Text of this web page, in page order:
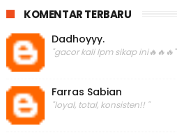
KOMENTAR TERBARU
Dadhoyyy.
"gacor kali lpm sikap ini🔥🔥🔥"
Farras Sabian
"loyal, total, konsisten!! "